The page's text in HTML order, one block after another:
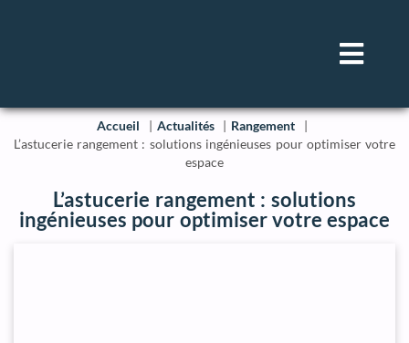
Accueil Actualités
Rangement
L’astucerie rangement : solutions ingénieuses pour optimiser votre
espace
L’astucerie rangement : solutions
ingénieuses pour optimiser votre espace